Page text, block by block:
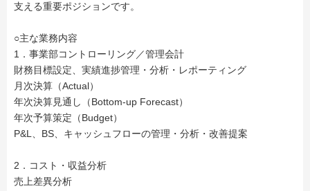
支える重要ポジションです。
○主な業務内容
1．事業部コントローリング／管理会計
財務目標設定、実績進捗管理・分析・レポーティング
月次決算（Actual）
年次決算見通し（Bottom-up Forecast）
年次予算策定（Budget）
P&L、BS、キャッシュフローの管理・分析・改善提案
2．コスト・収益分析
売上差異分析